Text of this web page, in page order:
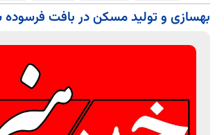
بهسازی و تولید مسکن در بافت